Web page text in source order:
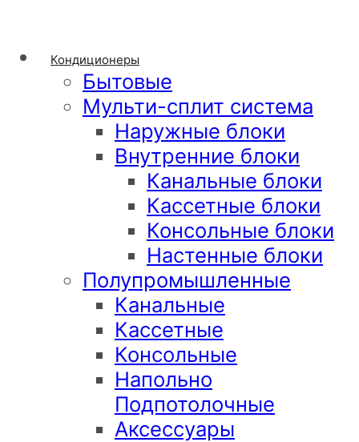
Кондиционеры
Бытовые
Мульти-сплит система
Наружные блоки
Внутренние блоки
Канальные блоки
Кассетные блоки
Консольные блоки
Настенные блоки
Полупромышленные
Канальные
Кассетные
Консольные
Напольно
Подпотолочные
Аксессуары